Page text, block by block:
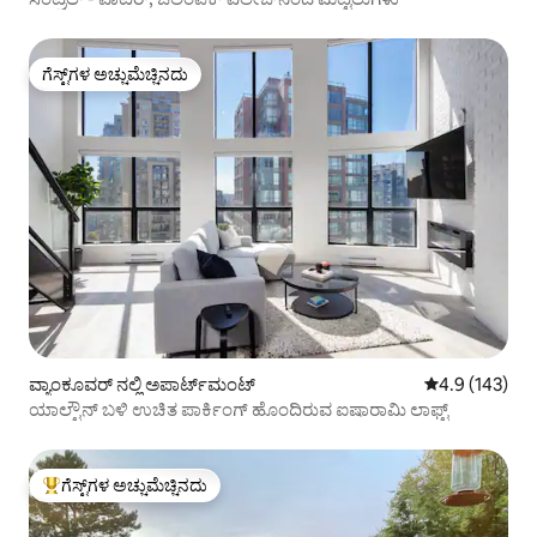
ಗೆಸ್ಟ್‌ಗಳ ಅಚ್ಚುಮೆಚ್ಚಿನದು
ಗೆಸ್ಟ್‌ಗಳ ಅಚ್ಚುಮೆಚ್ಚಿನದು
ವ್ಯಾಂಕೂವರ್ ನಲ್ಲಿ ಅಪಾರ್ಟ್‌ಮಂಟ್ 5 ರಲ್ಲಿ 4.9
4.9 (143)
ಯಾಲ್ಟೌನ್ ಬಳಿ ಉಚಿತ ಪಾರ್ಕಿಂಗ್ ಹೊಂದಿರುವ ಐಷಾರಾಮಿ ಲಾಫ್ಟ್
ಗೆಸ್ಟ್‌ಗಳಿಗೆ ಅತಿ ಹೆಚ್ಚು ಅಚ್ಚುಮೆಚ್ಚಿನದು
ಗೆಸ್ಟ್‌ಗಳ ಅಚ್ಚುಮೆಚ್ಚಿನದು